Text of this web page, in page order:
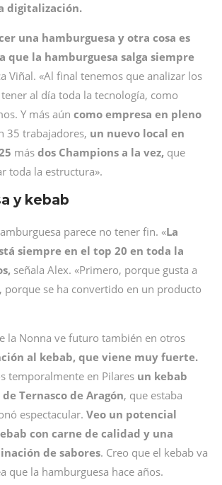
digitalización.
una hamburguesa y otra cosa es
que la hamburguesa salga siempre
Viñal. «Al final tenemos que analizar los
al día toda la tecnología, como
Y más aún como empresa en pleno
35 trabajadores, un nuevo local en
más dos Champions a la vez, que
toda la estructura».
y kebab
parece no tener fin. «La
siempre en el top 20 en toda la
señala Alex. «Primero, porque gusta a
porque se ha convertido en un producto
la Nonna ve futuro también en otros
al kebab, que viene muy fuerte.
temporalmente en Pilares un kebab
Ternasco de Aragón, que estaba
espectacular. Veo un potencial
con carne de calidad y una
de sabores. Creo que el kebab va
que la hamburguesa hace años.